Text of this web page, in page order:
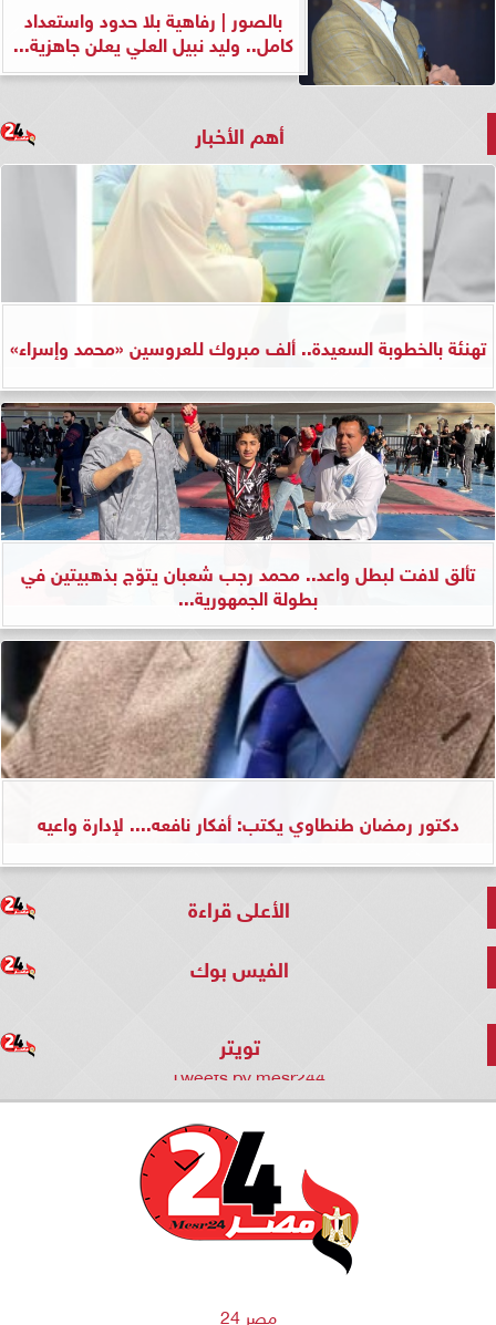
بالصور | رفاهية بلا حدود واستعداد
كامل.. وليد نبيل العلي يعلن جاهزية...
أهم الأخبار
تهنئة بالخطوبة السعيدة.. ألف مبروك للعروسين «محمد وإسراء»
تألق لافت لبطل واعد.. محمد رجب شعبان يتوّج بذهبيتين في
بطولة الجمهورية...
دكتور رمضان طنطاوي يكتب: أفكار نافعه.... لإدارة واعيه
الأعلى قراءة
الفيس بوك
تويتر
Tweets by mesr244
مصر 24